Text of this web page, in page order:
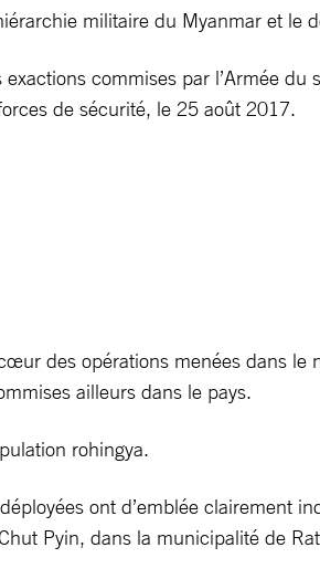
militaire du Myanmar et le
commises par l’Armée
de sécurité, le 25 août 2017.
des opérations menées dans le
ailleurs dans le pays.
rohingya.
ont d’emblée
Pyin, dans la municipalité de